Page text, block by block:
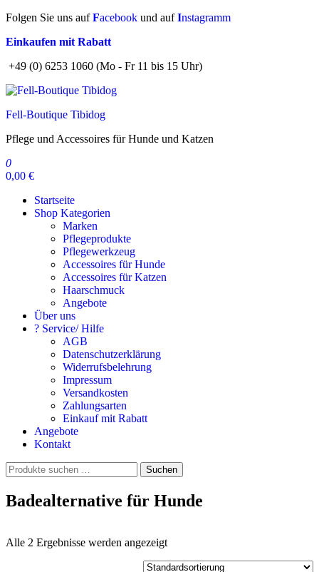
Zum
springen
Folgen Sie uns aufFacebook und aufInstagramm
Einkaufen mit Rabatt
+49 (0) 6253 1060 (Mo - Fr 11 bis 15 Uhr)
Fell-Boutique Tibidog
Pflege und Accessoires für Hunde und Katzen
0
0,00 €
Startseite
Shop Kategorien
Marken
Pflegeprodukte
Pflegewerkzeug
Accessoires für Hunde
Accessoires für Katzen
Haarschmuck
Angebote
Über uns
? Service/ Hilfe
AGB
Datenschutzerklärung
Widerrufsbelehrung
Impressum
Versandkosten
Zahlungsarten
Einkauf mit Rabatt
Angebote
Kontakt
Suchen
nach:
Suchen
Badealternative für Hunde
Alle 2 Ergebnisse werden angezeigt